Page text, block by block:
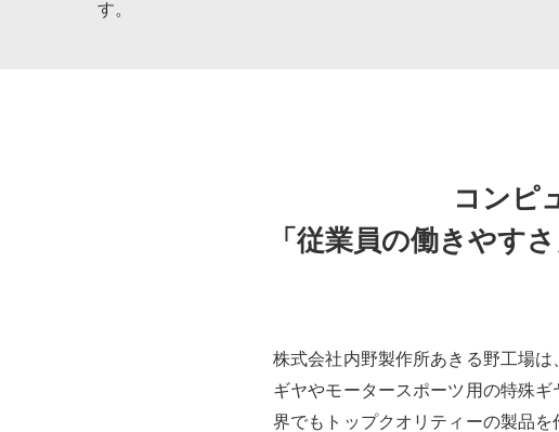
す。
コンピ
「従業員の働きやす
株式会社内野製作所あきる野工場は
ギヤやモータースポーツ用の特殊
界でもトップクオリティーの製品